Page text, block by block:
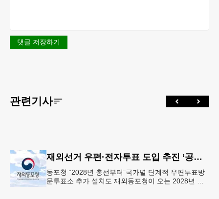
댓글 저장하기
관련기사
재외선거 우편·전자투표 도입 추진 ‘공식화’
동포청 “2028년 총선부터”국가별 단계적 우편투표방
문투표소 추가 설치도 재외동포청이 오는 2028년 재